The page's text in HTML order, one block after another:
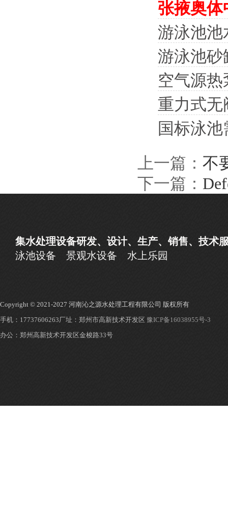
张掖奥体
游泳池池
游泳池砂
空气源
重力式无
国标泳
上一篇： 不
下一篇：
集水处理设备研发、设计、生产、销售、技术
泳池设备
景观水设备 水上乐园
Copyright © 2021-2027 河南沁之源水处理工程有限公司 版权所有
手机：17737606263厂址：郑州市高新技术开发区 豫ICP备16038955号-3
办公：郑州高新技术开发区金梭路33号